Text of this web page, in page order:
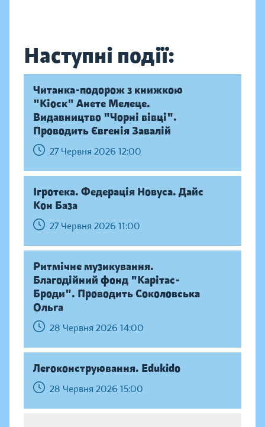
Наступні події:
Читанка-подорож з книжкою
"Кіоск" Анете Мелеце.
Видавництво "Чорні вівці".
Проводить Євгенія Завалій
27 Червня 2026 12:00
Ігротека. Федерація Новуса. Дайс
Кон База
27 Червня 2026 11:00
Ритмічне музикування.
Благодійний фонд "Карітас-
Броди". Проводить Соколовська
Ольга
28 Червня 2026 14:00
Легоконструювання. Edukido
28 Червня 2026 15:00